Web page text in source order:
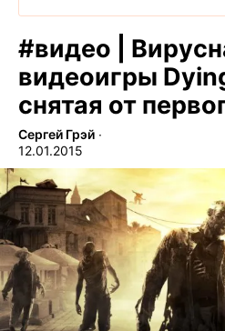
#видео |
видеоигры
снятая от
Сергей Грэй ∙
12.01.2015